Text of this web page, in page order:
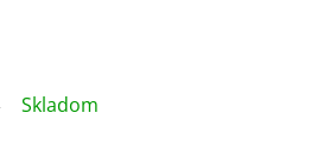
Skladom